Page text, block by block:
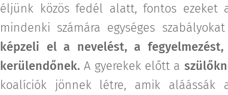
éljünk közös fedél alatt, fontos ezeket
mindenki számára egységes
képzeli el a nevelést, a
kerülendőnek. A gyerekek előtt a
koalíciók jönnek létre, amik aláássák